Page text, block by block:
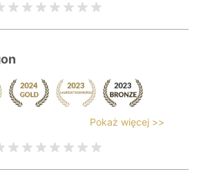
Pokaż więcej >>